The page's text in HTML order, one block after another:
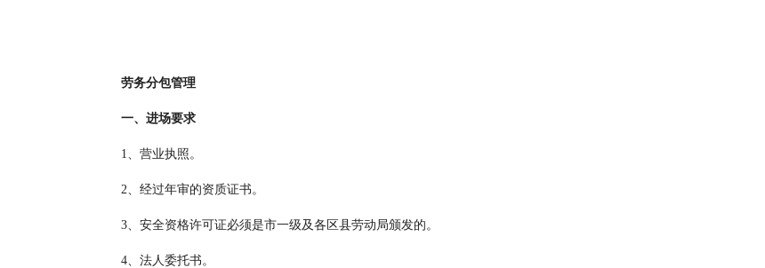
劳务分包管理
一、进场要求
1、营业执照。
2、经过年审的资质证书。
3、安全资格许可证必须是市一级及各区县劳动局颁发的。
4、法人委托书。